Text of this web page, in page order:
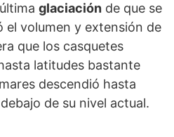
glaciación de que se
el volumen y extensión de
que los casquetes
latitudes bastante
descendió hasta
de su nivel actual.